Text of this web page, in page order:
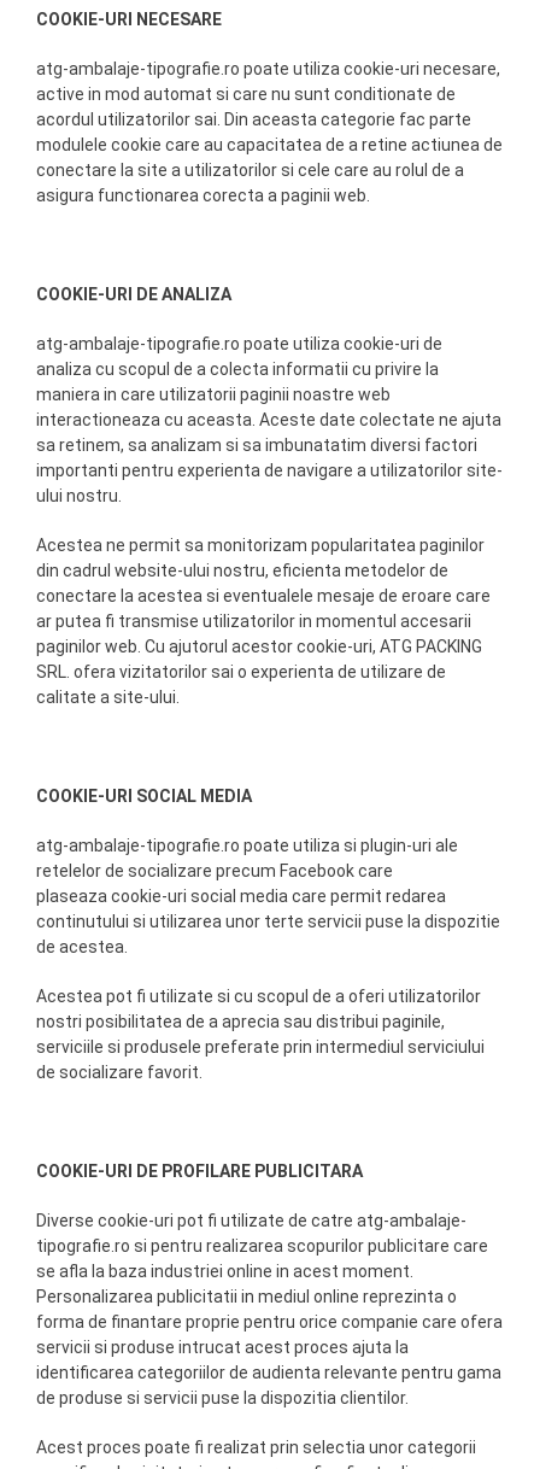
COOKIE-URI NECESARE
atg-ambalaje-tipografie.ro poate utiliza cookie-uri necesare,
active in mod automat si care nu sunt conditionate de
acordul utilizatorilor sai. Din aceasta categorie fac parte
modulele cookie care au capacitatea de a retine actiunea de
conectare la site a utilizatorilor si cele care au rolul de a
asigura functionarea corecta a paginii web.
COOKIE-URI DE ANALIZA
atg-ambalaje-tipografie.ro poate utiliza cookie-uri de
analiza cu scopul de a colecta informatii cu privire la
maniera in care utilizatorii paginii noastre web
interactioneaza cu aceasta. Aceste date colectate ne ajuta
sa retinem, sa analizam si sa imbunatatim diversi factori
importanti pentru experienta de navigare a utilizatorilor site-
ului nostru.
Acestea ne permit sa monitorizam popularitatea paginilor
din cadrul website-ului nostru, eficienta metodelor de
conectare la acestea si eventualele mesaje de eroare care
ar putea fi transmise utilizatorilor in momentul accesarii
paginilor web. Cu ajutorul acestor cookie-uri, ATG PACKING
SRL. ofera vizitatorilor sai o experienta de utilizare de
calitate a site-ului.
COOKIE-URI SOCIAL MEDIA
atg-ambalaje-tipografie.ro poate utiliza si plugin-uri ale
retelelor de socializare precum Facebook care
plaseaza cookie-uri social media care permit redarea
continutului si utilizarea unor terte servicii puse la dispozitie
de acestea.
Acestea pot fi utilizate si cu scopul de a oferi utilizatorilor
nostri posibilitatea de a aprecia sau distribui paginile,
serviciile si produsele preferate prin intermediul serviciului
de socializare favorit.
COOKIE-URI DE PROFILARE PUBLICITARA
Diverse cookie-uri pot fi utilizate de catre atg-ambalaje-
tipografie.ro si pentru realizarea scopurilor publicitare care
se afla la baza industriei online in acest moment.
Personalizarea publicitatii in mediul online reprezinta o
forma de finantare proprie pentru orice companie care ofera
servicii si produse intrucat acest proces ajuta la
identificarea categoriilor de audienta relevante pentru gama
de produse si servicii puse la dispozitia clientilor.
Acest proces poate fi realizat prin selectia unor categorii